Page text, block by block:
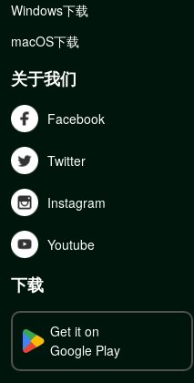
Windows下载
macOS下载
关于我们
Facebook
Twitter
Instagram
Youtube
下载
Get it on
Google Play